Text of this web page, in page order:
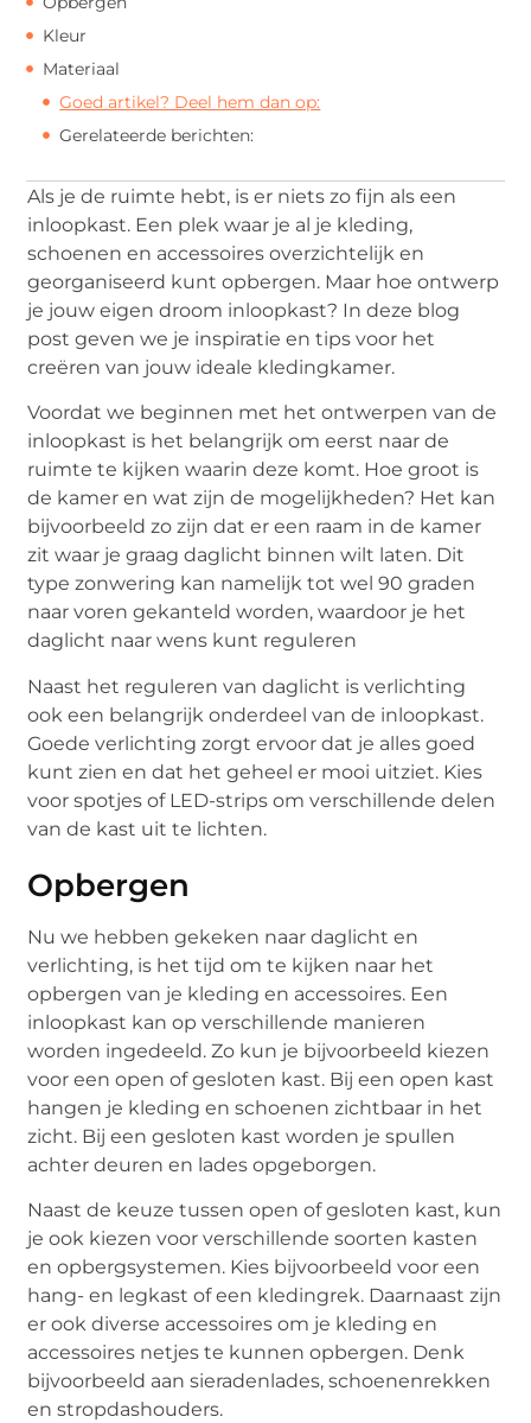
Kleur
Materiaal
Goed artikel? Deel hem dan op:
Gerelateerde berichten:
Als je de ruimte hebt, is er niets zo fijn als een
inloopkast. Een plek waar je al je kleding,
schoenen en accessoires overzichtelijk en
georganiseerd kunt opbergen. Maar hoe ontwerp
je jouw eigen droom inloopkast? In deze blog
post geven we je inspiratie en tips voor het
creëren van jouw ideale kledingkamer.
Voordat we beginnen met het ontwerpen van de
inloopkast is het belangrijk om eerst naar de
ruimte te kijken waarin deze komt. Hoe groot is
de kamer en wat zijn de mogelijkheden? Het kan
bijvoorbeeld zo zijn dat er een raam in de kamer
zit waar je graag daglicht binnen wilt laten. Dit
type zonwering kan namelijk tot wel 90 graden
naar voren gekanteld worden, waardoor je het
daglicht naar wens kunt reguleren
Naast het reguleren van daglicht is verlichting
ook een belangrijk onderdeel van de inloopkast.
Goede verlichting zorgt ervoor dat je alles goed
kunt zien en dat het geheel er mooi uitziet. Kies
voor spotjes of LED-strips om verschillende delen
van de kast uit te lichten.
Opbergen
Nu we hebben gekeken naar daglicht en
verlichting, is het tijd om te kijken naar het
opbergen van je kleding en accessoires. Een
inloopkast kan op verschillende manieren
worden ingedeeld. Zo kun je bijvoorbeeld kiezen
voor een open of gesloten kast. Bij een open kast
hangen je kleding en schoenen zichtbaar in het
zicht. Bij een gesloten kast worden je spullen
achter deuren en lades opgeborgen.
Naast de keuze tussen open of gesloten kast, kun
je ook kiezen voor verschillende soorten kasten
en opbergsystemen. Kies bijvoorbeeld voor een
hang- en legkast of een kledingrek. Daarnaast zijn
er ook diverse accessoires om je kleding en
accessoires netjes te kunnen opbergen. Denk
bijvoorbeeld aan sieradenlades, schoenenrekken
en stropdashouders.